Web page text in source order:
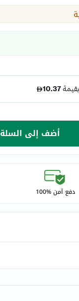
أضف إلى السلة
دفع آمن %100